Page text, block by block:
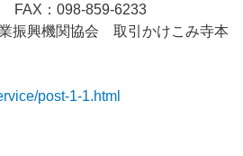
：098-859-6233
振興機関協会 取引かけこみ寺本
post-1-1.html